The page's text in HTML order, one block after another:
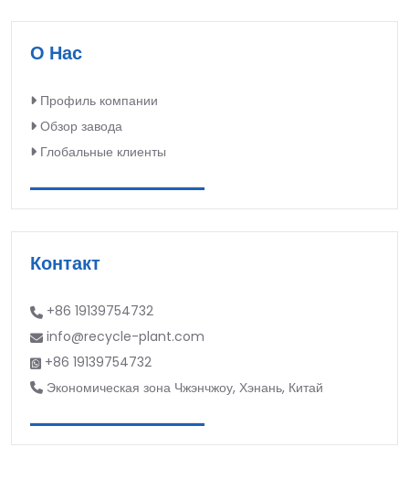
О Нас
Профиль компании
Обзор завода
Глобальные клиенты
Контакт
+86 19139754732
info@recycle-plant.com
+86 19139754732
Экономическая зона Чжэнчжоу, Хэнань, Китай